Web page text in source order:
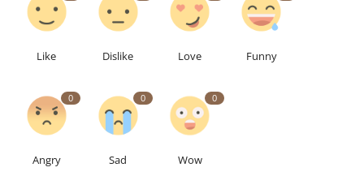
Like Dislike Love Funny
0
Angry
0
Sad
0
Wow